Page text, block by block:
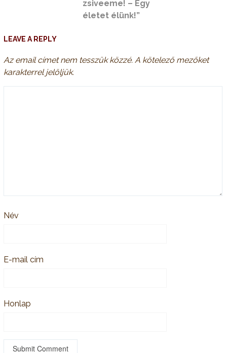
zsiveeme! – Egy
életet élünk!”
LEAVE A REPLY
Az email címet nem tesszük közzé. A kötelező mezőket
karakterrel jelöljük.
Név
E-mail cím
Honlap